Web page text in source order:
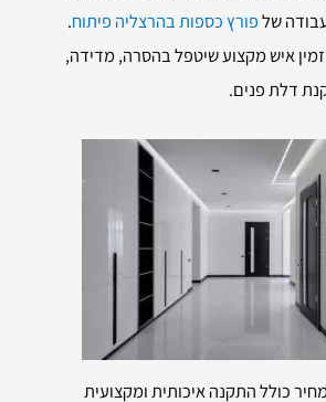
שלפורץ כספות בהרצליה פיתוח.
איש מקצוע שיטפל בהסרה, מדידה,
דלת פנים.
כולל התקנה איכותית ומקצועית